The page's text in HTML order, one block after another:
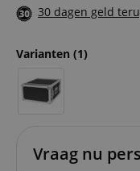
30 dagen geld
Varianten (1)
Vraag nu